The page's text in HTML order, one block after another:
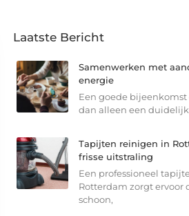
Laatste Bericht
Samenwerken met
energie
Een goede
dan alleen een
Tapijten reinigen in
frisse uitstraling
Een professioneel
Rotterdam zorgt ervoor
schoon,